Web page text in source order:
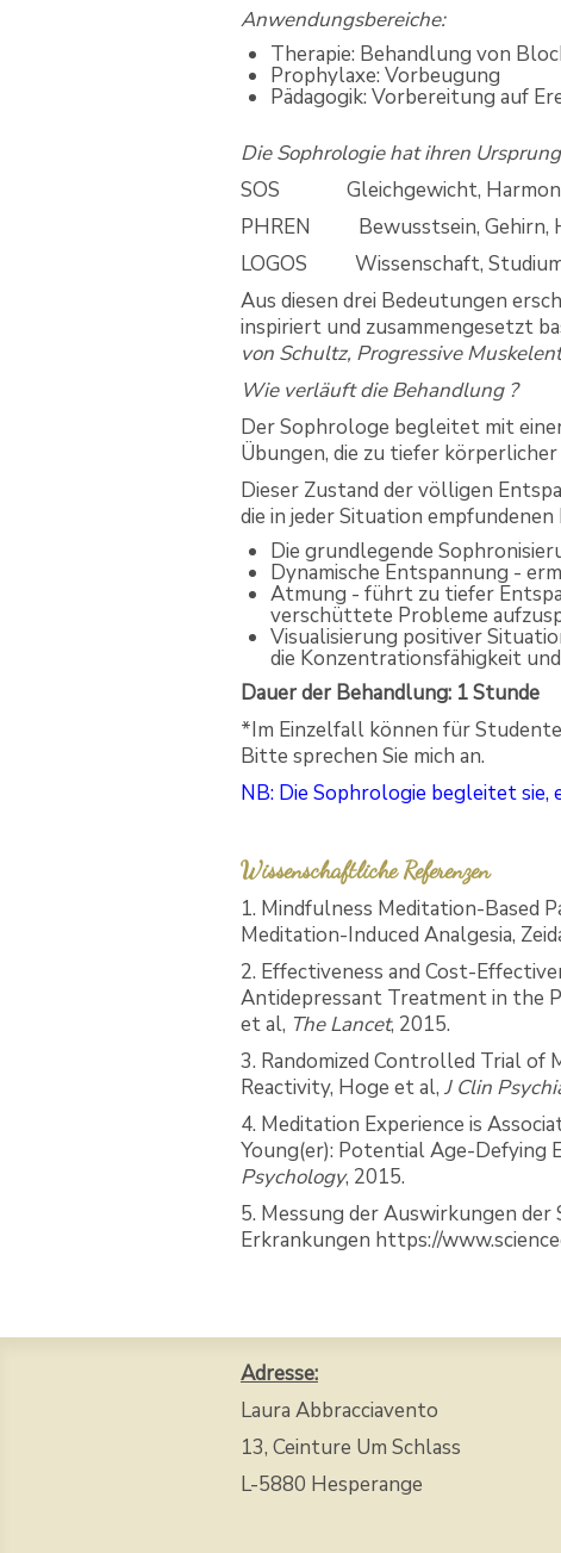
Anwendungsbereiche:
Therapie: Behandlung von
Prophylaxe: Vorbeugung
Pädagogik: Vorbereitung auf
Die Sophrologie hat ihren
SOS Gleichgewicht,
PHREN Bewusstsein, Gehirn,
LOGOS Wissenschaft,
Aus diesen drei Bedeutungen
inspiriert und zusammengesetzt
von Schultz, Progressive
Wie verläuft die Behandlung ?
Der Sophrologe begleitet mit
Übungen, die zu tiefer
Dieser Zustand der völligen
die in jeder Situation
Die grundlegende
Dynamische Entspannung -
Atmung - führt zu tiefer
verschüttete Probleme
Visualisierung positiver
die Konzentrationsfähigkeit
Dauer der Behandlung: 1 Stunde
*Im Einzelfall können für
Bitte sprechen Sie mich an.
NB: Die Sophrologie begleitet sie,
Wissenschaftliche Referenzen
1. Mindfulness Meditation-Based
Meditation-Induced Analgesia,
2. Effectiveness and Cost-
Antidepressant Treatment in the
et al, The Lancet, 2015.
3. Randomized Controlled Trial of
Reactivity, Hoge et al, J Clin
4. Meditation Experience is
Young(er): Potential Age-Defying
Psychology, 2015.
5. Messung der Auswirkungen
Erkrankungen https://
Adresse:
Laura Abbracciavento
13, Ceinture Um Schlass
L-5880 Hesperange